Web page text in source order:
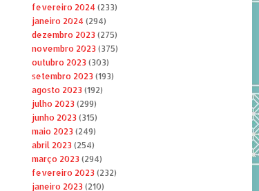
fevereiro 2024 (233)
janeiro 2024 (294)
dezembro 2023(275)
novembro 2023(375)
outubro 2023(303)
setembro 2023(193)
agosto 2023(192)
julho 2023(299)
junho 2023(315)
maio 2023(249)
abril 2023(254)
março 2023(294)
fevereiro 2023(232)
janeiro 2023(210)